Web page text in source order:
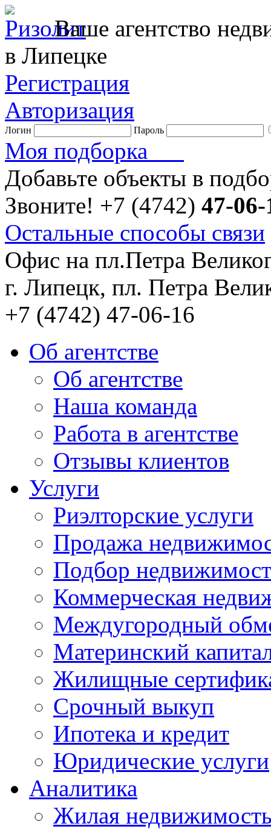
Ваше агентство
в Липецке
Регистрация
Авторизация
Логин Пароль
Моя подборка
Добавьте объекты в
Звоните! +7 (4742) 47-06-
Остальные способы связи
Офис на пл.Петра
г. Липецк, пл. Петра
+7 (4742) 47-06-16
Об агентстве
Об агентстве
Наша команда
Работа в агентстве
Отзывы клиентов
Услуги
Риэлторские услуги
Продажа
Подбор
Коммерческая
Междугородный
Материнский
Жилищные
Срочный выкуп
Ипотека и кредит
Юридические услуги
Аналитика
Жилая